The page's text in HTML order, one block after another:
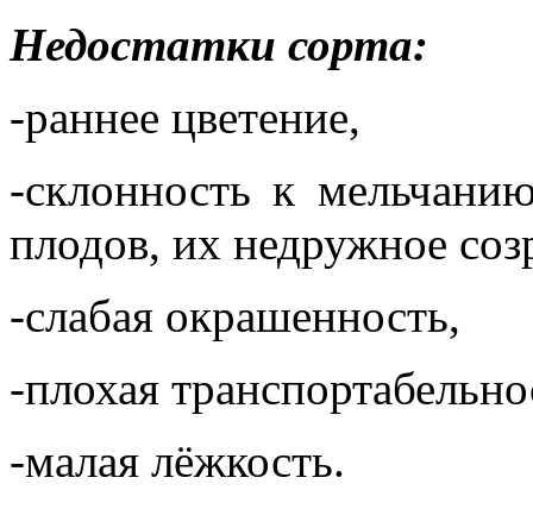
Недостатки сорта:
-раннее цветение,
-склонность к
плодов, их недружное
-слабая окрашенность,
-плохая
-малая лёжкость.